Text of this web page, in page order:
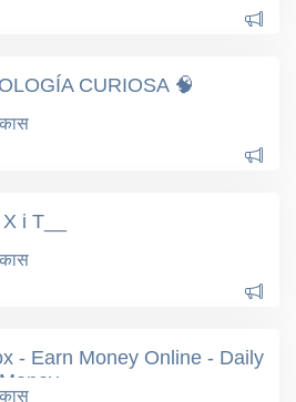
CURIOSA 🧠
i T__
- Earn Money Online - Daily